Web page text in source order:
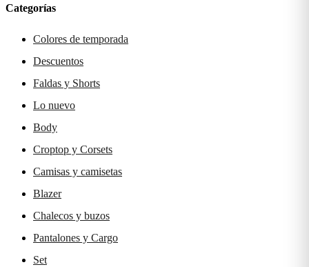
Categorías
Colores de temporada
Descuentos
Faldas y Shorts
Lo nuevo
Body
Croptop y Corsets
Camisas y camisetas
Blazer
Chalecos y buzos
Pantalones y Cargo
Set